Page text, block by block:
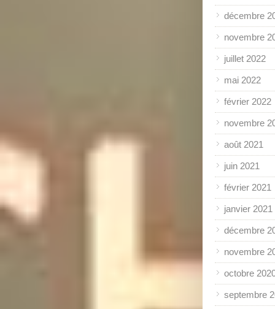
décembre
novembre
juillet 2022
mai 2022
février 2022
novembre
août 2021
juin 2021
février 2021
janvier 2021
décembre
novembre
octobre
septembre